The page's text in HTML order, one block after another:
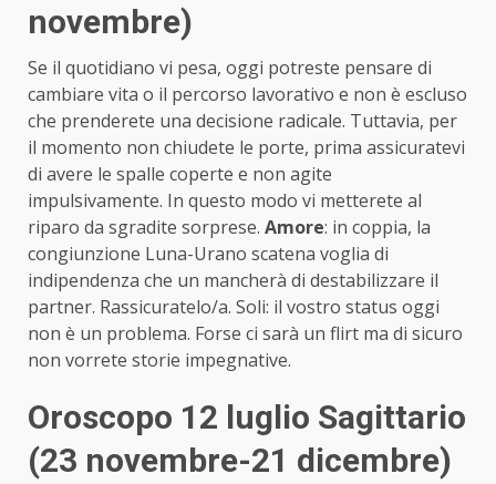
novembre)
Se il quotidiano vi pesa, oggi potreste pensare di
cambiare vita o il percorso lavorativo e non è escluso
che prenderete una decisione radicale. Tuttavia, per
il momento non chiudete le porte, prima assicuratevi
di avere le spalle coperte e non agite
impulsivamente. In questo modo vi metterete al
riparo da sgradite sorprese. Amore: in coppia, la
congiunzione Luna-Urano scatena voglia di
indipendenza che un mancherà di destabilizzare il
partner. Rassicuratelo/a. Soli: il vostro status oggi
non è un problema. Forse ci sarà un flirt ma di sicuro
non vorrete storie impegnative.
Oroscopo 12 luglio Sagittario
(23 novembre-21 dicembre)